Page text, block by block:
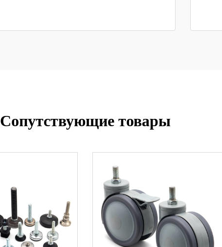
Сопутствующие товары